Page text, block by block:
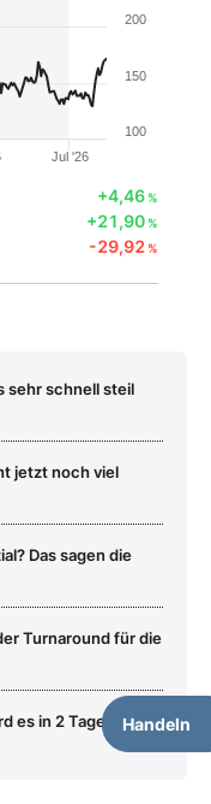
Handeln
Jul '26
100
150
200
+4,46%
+21,90%
-29,92%
sehr schnell steil
jetzt noch viel
Das sagen die
Turnaround für die
es in 2 Tagen noch